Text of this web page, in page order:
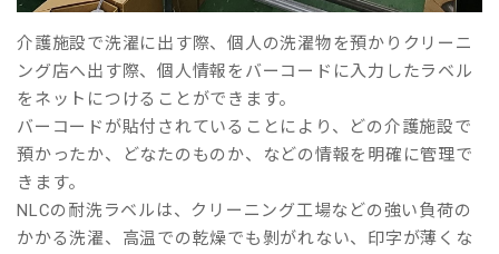
介護施設で洗濯に出す際、個人の洗濯物を預かりクリーニ
ング店へ出す際、個人情報をバーコードに入力したラベル
をネットにつけることができます。
バーコードが貼付されていることにより、どの介護施設で
預かったか、どなたのものか、などの情報を明確に管理で
きます。
NLCの耐洗ラベルは、クリーニング工場などの強い負荷の
かかる洗濯、高温での乾燥でも剝がれない、印字が薄くな